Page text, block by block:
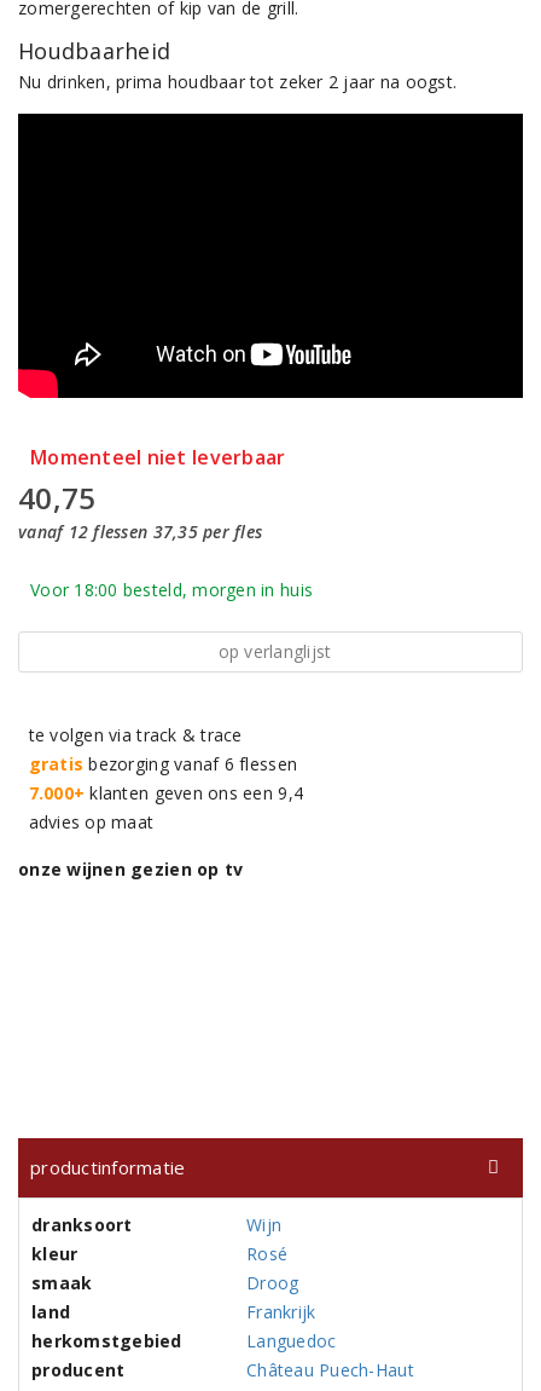
zomergerechten of kip van de grill.
Houdbaarheid
Nu drinken, prima houdbaar tot zeker 2 jaar na oogst.
Momenteel niet leverbaar
40,75
vanaf 12 flessen 37,35 per fles
Voor 18:00 besteld, morgen in huis
op verlanglijst
te volgen via track & trace
gratis bezorging vanaf 6 flessen
7.000+ klanten geven ons een 9,4
advies op maat
onze wijnen gezien op tv
productinformatie
dranksoort
Wijn
kleur
Rosé
smaak
Droog
land
Frankrijk
herkomstgebied
Languedoc
producent
Château Puech-Haut